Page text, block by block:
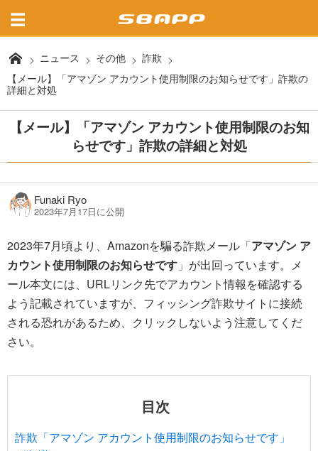
ニュース その他
詐欺
【メール】「アマゾン アカウント使用制限のお知らせです」詐欺の
詳細と対処
【メール】「アマゾン アカウント使用制限のお知
らせです」詐欺の詳細と対処
Funaki Ryo
2023年7月17日に公開
2023年7月頃より、Amazonを騙る詐欺メール「アマゾン ア
カウント使用制限のお知らせです 」が出回っています。メ
ール本文には、URLリンク先でアカウント情報を確認する
よう記載されていますが、フィッシング詐欺サイトに接続
される恐れがあるため、クリックしないよう注意してくだ
さい。
目次
詐欺「アマゾン アカウント使用制限のお知らせです」